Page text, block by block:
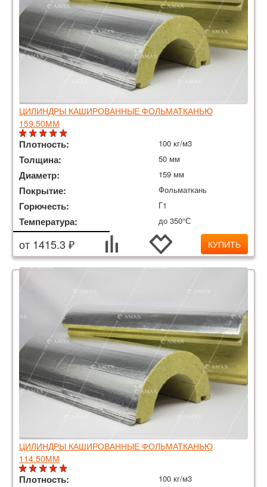
ЦИЛИНДРЫ КАШИРОВАННЫЕ ФОЛЬМАТКАНЬЮ
159.50ММ
Плотность: 100 кг/м3
Толщина: 50 мм
Диаметр: 159 мм
Покрытие: Фольматкань
Горючесть: Г1
Температура: до 350°С
от 1415.3 ₽ КУПИТЬ
ЦИЛИНДРЫ КАШИРОВАННЫЕ ФОЛЬМАТКАНЬЮ
114.50ММ
Плотность: 100 кг/м3